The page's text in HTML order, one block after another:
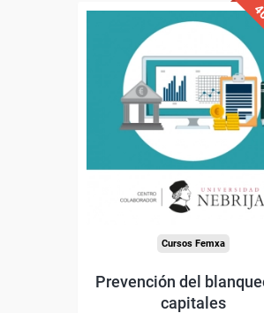
Descuentos especiales
Sin requisitos de acceso
Doble titulación
Compra segura
Cursos Femxa
Prevención del
capitales